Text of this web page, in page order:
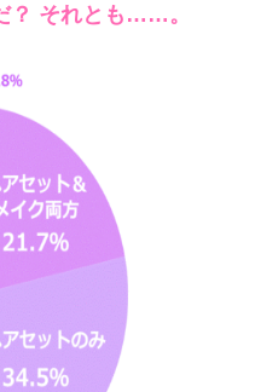
？ それとも……。